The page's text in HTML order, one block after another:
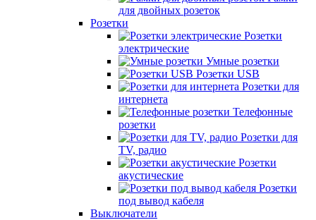
для двойных розеток
Розетки
Розетки
электрические
Умные розетки
Розетки USB
Розетки для
интернета
Телефонные
розетки
Розетки для
TV, радио
Розетки
акустические
Розетки
под вывод кабеля
Выключатели